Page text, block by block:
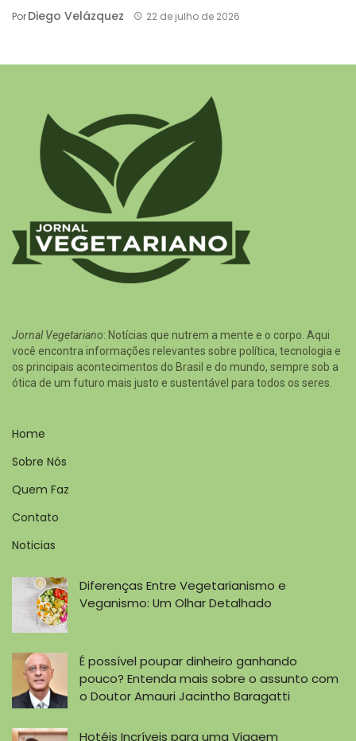
PorDiego Velázquez 22 de julho de 2026
Jornal Vegetariano: Notícias que nutrem a mente e o corpo. Aqui
você encontra informações relevantes sobre política, tecnologia e
os principais acontecimentos do Brasil e do mundo, sempre sob a
ótica de um futuro mais justo e sustentável para todos os seres.
Home
Sobre Nós
Quem Faz
Contato
Noticias
Diferenças Entre Vegetarianismo e
Veganismo: Um Olhar Detalhado
É possível poupar dinheiro ganhando
pouco? Entenda mais sobre o assunto com
o Doutor Amauri Jacintho Baragatti
Hotéis Incríveis para uma Viagem